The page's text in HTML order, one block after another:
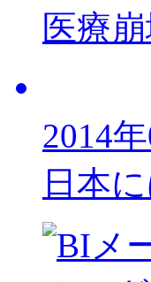
医療
2014
日本